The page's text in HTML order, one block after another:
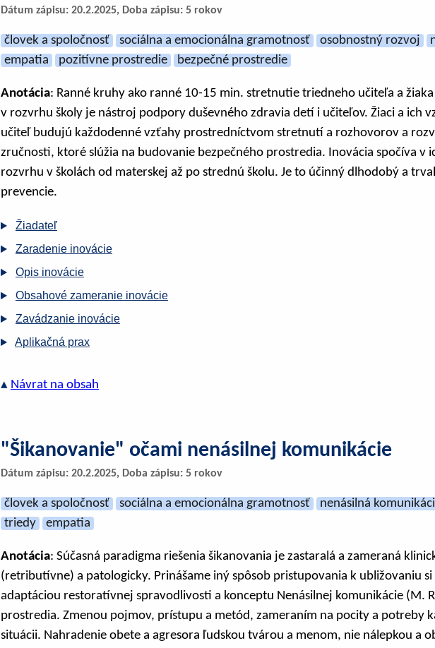
Dátum zápisu: 20.2.2025, Doba zápisu: 5 rokov
človek a spoločnosť sociálna a emocionálna gramotnosť osobnostný rozvoj
empatia
pozitívne prostredie bezpečné prostredie
Anotácia: Ranné kruhy ako ranné 10-15 min. stretnutie triedneho učiteľa a
v rozvrhu školy je nástroj podpory duševného zdravia detí i učiteľov. Žiaci a ich
učiteľ budujú každodenné vzťahy prostredníctvom stretnutí a rozhovorov a
zručnosti, ktoré slúžia na budovanie bezpečného prostredia. Inovácia spočíva v
rozvrhu v školách od materskej až po strednú školu. Je to účinný dlhodobý a
prevencie.
Žiadateľ
Zaradenie inovácie
Opis inovácie
Obsahové zameranie inovácie
Zavádzanie inovácie
Aplikačná prax
▴ Návrat na obsah
"Šikanovanie" očami nenásilnej komunikácie
Dátum zápisu: 20.2.2025, Doba zápisu: 5 rokov
človek a spoločnosť sociálna a emocionálna gramotnosť nenásilná
triedy
empatia
Anotácia: Súčasná paradigma riešenia šikanovania je zastaralá a zameraná
(retributívne) a patologicky. Prinášame iný spôsob pristupovania k ubližovaniu
adaptáciou restoratívnej spravodlivosti a konceptu Nenásilnej komunikácie (M.
prostredia. Zmenou pojmov, prístupu a metód, zameraním na pocity a potreby
situácii. Nahradenie obete a agresora ľudskou tvárou a menom, nie nálepkou a